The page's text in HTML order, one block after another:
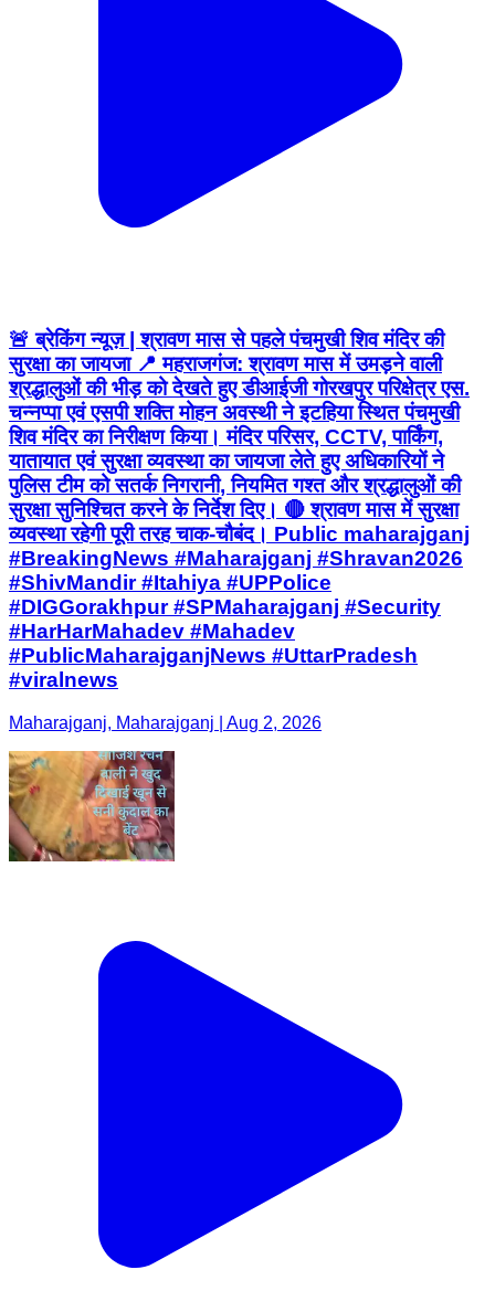
🚨 ब्रेकिंग न्यूज़ | श्रावण मास से पहले पंचमुखी शिव मंदिर की
सुरक्षा का जायजा 📍 महराजगंज: श्रावण मास में उमड़ने वाली
श्रद्धालुओं की भीड़ को देखते हुए डीआईजी गोरखपुर परिक्षेत्र एस.
चन्नप्पा एवं एसपी शक्ति मोहन अवस्थी ने इटहिया स्थित पंचमुखी
शिव मंदिर का निरीक्षण किया। मंदिर परिसर, CCTV, पार्किंग,
यातायात एवं सुरक्षा व्यवस्था का जायजा लेते हुए अधिकारियों ने
पुलिस टीम को सतर्क निगरानी, नियमित गश्त और श्रद्धालुओं की
सुरक्षा सुनिश्चित करने के निर्देश दिए। 🔴 श्रावण मास में सुरक्षा
व्यवस्था रहेगी पूरी तरह चाक-चौबंद। Public maharajganj
#BreakingNews #Maharajganj #Shravan2026
#ShivMandir #Itahiya #UPPolice
#DIGGorakhpur #SPMaharajganj #Security
#HarHarMahadev #Mahadev
#PublicMaharajganjNews #UttarPradesh
#viralnews
Maharajganj, Maharajganj | Aug 2, 2026